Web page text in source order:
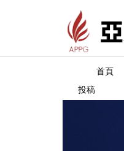
首頁
投稿